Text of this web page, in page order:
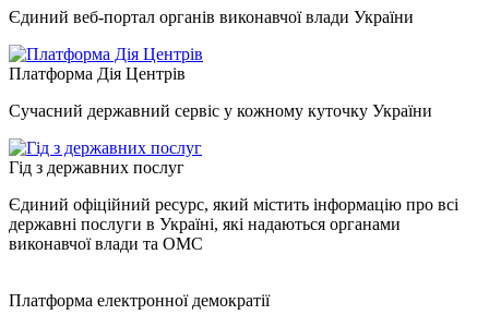
Єдиний веб-портал органів виконавчої влади України
Платформа Дія Центрів
Сучасний державний сервіс у кожному куточку України
Гід з державних послуг
Єдиний офіційний ресурс, який містить інформацію про всі
державні послуги в Україні, які надаються органами
виконавчої влади та ОМС
Платформа електронної демократії